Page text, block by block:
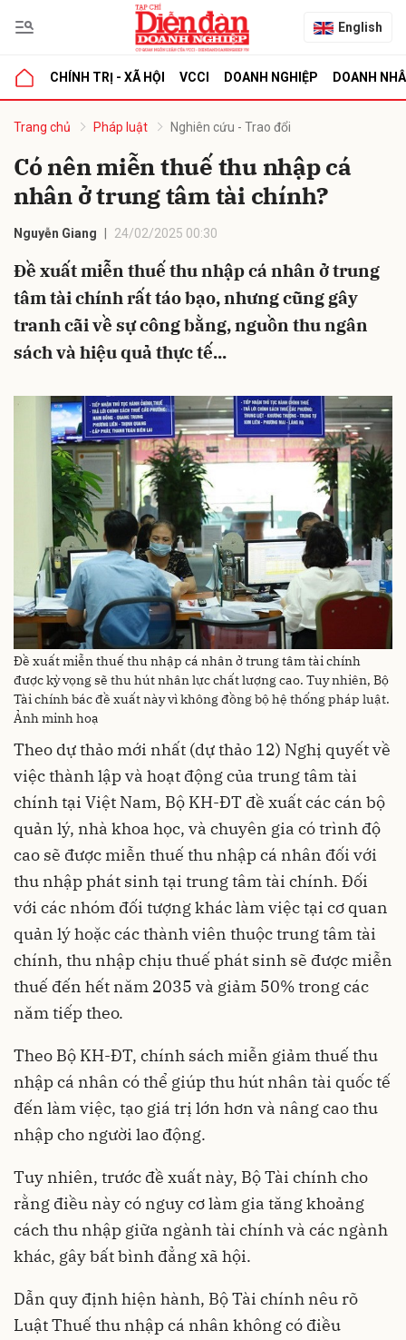
English
CHÍNH TRỊ - XÃ HỘI VCCI DOANH NGHIỆP DOANH
Trang chủ Pháp luật Nghiên cứu - Trao đổi
Có nên miễn thuế thu nhập cá
nhân ở trung tâm tài chính?
Nguyễn Giang 24/02/2025 00:30
Đề xuất miễn thuế thu nhập cá nhân ở trung
tâm tài chính rất táo bạo, nhưng cũng gây
tranh cãi về sự công bằng, nguồn thu ngân
sách và hiệu quả thực tế...
Đề xuất miễn thuế thu nhập cá nhân ở trung tâm tài chính
được kỳ vọng sẽ thu hút nhân lực chất lượng cao. Tuy nhiên, Bộ
Tài chính bác đề xuất này vì không đồng bộ hệ thống pháp luật.
Ảnh minh hoạ
Theo dự thảo mới nhất (dự thảo 12) Nghị quyết về
việc thành lập và hoạt động của trung tâm tài
chính tại Việt Nam, Bộ KH-ĐT đề xuất các cán bộ
quản lý, nhà khoa học, và chuyên gia có trình độ
cao sẽ được miễn thuế thu nhập cá nhân đối với
thu nhập phát sinh tại trung tâm tài chính. Đối
với các nhóm đối tượng khác làm việc tại cơ quan
quản lý hoặc các thành viên thuộc trung tâm tài
chính, thu nhập chịu thuế phát sinh sẽ được miễn
thuế đến hết năm 2035 và giảm 50% trong các
năm tiếp theo.
Theo Bộ KH-ĐT, chính sách miễn giảm thuế thu
nhập cá nhân có thể giúp thu hút nhân tài quốc tế
đến làm việc, tạo giá trị lớn hơn và nâng cao thu
nhập cho người lao động.
Tuy nhiên, trước đề xuất này, Bộ Tài chính cho
rằng điều này có nguy cơ làm gia tăng khoảng
cách thu nhập giữa ngành tài chính và các ngành
khác, gây bất bình đẳng xã hội.
Dẫn quy định hiện hành, Bộ Tài chính nêu rõ
Luật Thuế thu nhập cá nhân không có điều
luận
Hủy